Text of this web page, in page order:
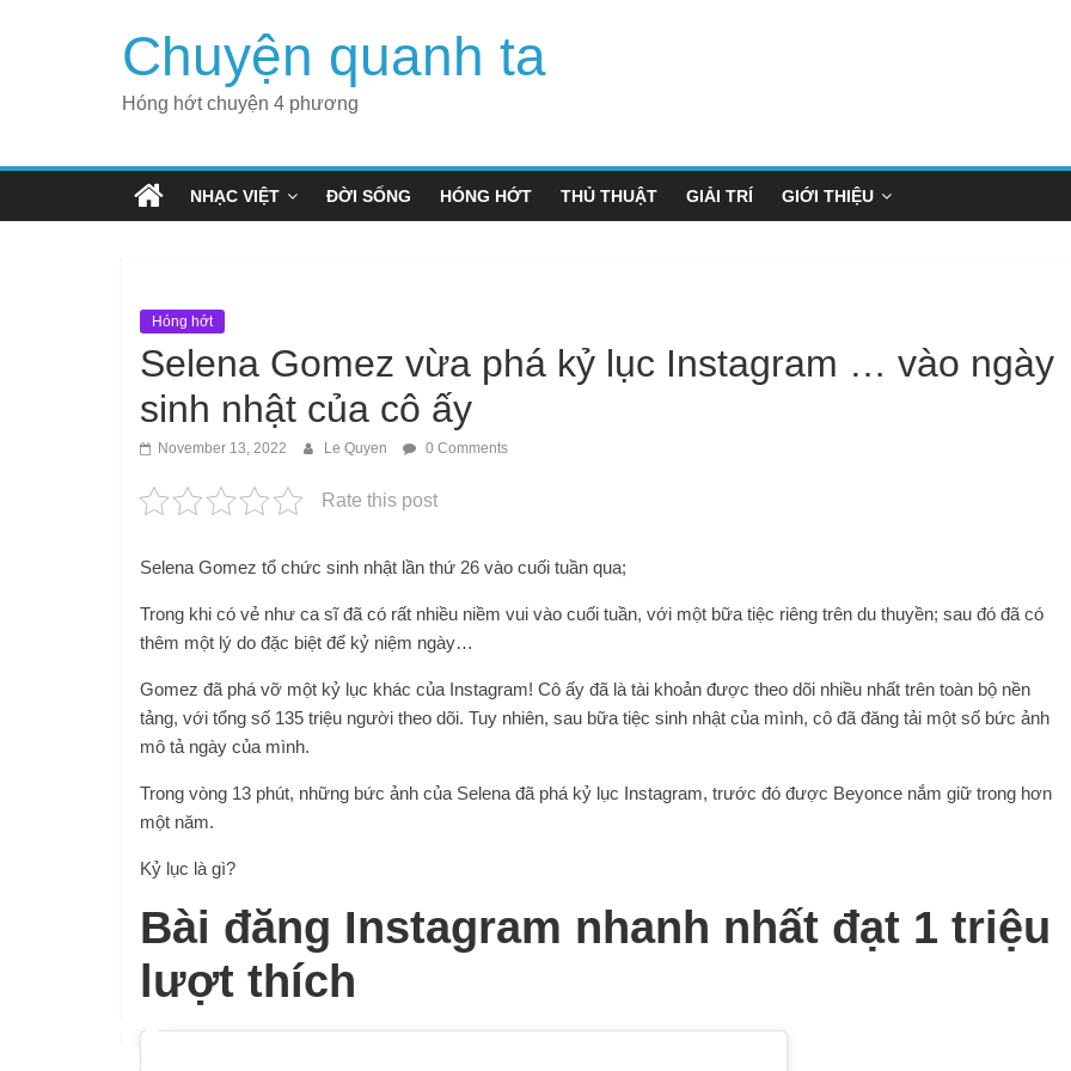
Chuyện quanh ta
Hóng hớt chuyện 4 phương
NHẠC VIỆT ĐỜI SỐNG HÓNG HỚT THỦ THUẬT GIẢI TRÍ GIỚI THIỆU
Hóng hớt
Selena Gomez vừa phá kỷ lục Instagram … vào ngày
sinh nhật của cô ấy
November 13, 2022 Le Quyen 0 Comments
Rate this post
Selena Gomez tổ chức sinh nhật lần thứ 26 vào cuối tuần qua;
Trong khi có vẻ như ca sĩ đã có rất nhiều niềm vui vào cuối tuần, với một bữa tiệc riêng trên du thuyền; sau đó đã có
thêm một lý do đặc biệt để kỷ niệm ngày…
Gomez đã phá vỡ một kỷ lục khác của Instagram! Cô ấy đã là tài khoản được theo dõi nhiều nhất trên toàn bộ nền
tảng, với tổng số 135 triệu người theo dõi. Tuy nhiên, sau bữa tiệc sinh nhật của mình, cô đã đăng tải một số bức ảnh
mô tả ngày của mình.
Trong vòng 13 phút, những bức ảnh của Selena đã phá kỷ lục Instagram, trước đó được Beyonce nắm giữ trong hơn
một năm.
Kỷ lục là gì?
Bài đăng Instagram nhanh nhất đạt 1 triệu
lượt thích